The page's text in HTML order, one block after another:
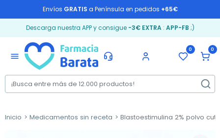
Envíos GRATIS a Península en pedidos +65€
Descarga nuestra APP y consigue -3€ EXTRA: APP-FB ;)
menu
0 0
Inicio Medicamentos sin receta Blastoestimulina 2% polvo